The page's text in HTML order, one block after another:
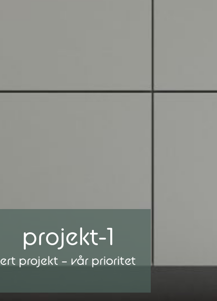
projekt-1
ert projekt – vår prioritet